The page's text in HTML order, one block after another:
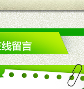
操作及支
区域市场
具体情况
市场需要